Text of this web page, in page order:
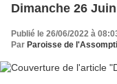
Dimanche 26
Publié le 26/06/2022 à
Par Paroisse de